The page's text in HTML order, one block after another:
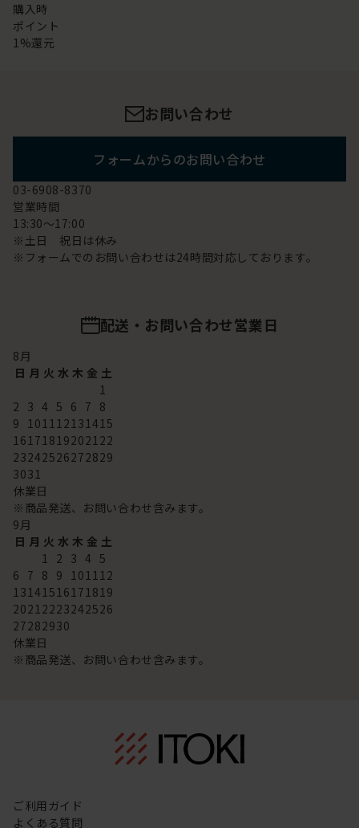
購入時
ポイント
1%還元
お問い合わせ
フォームからのお問い合わせ
03-6908-8370
営業時間
13:30～17:00
※土日 祝日は休み
※フォームでのお問い合わせは24時間対応しております。
配送・お問い合わせ営業日
8月
日 月 火 水 木 金 土
1
2 3 4 5 6 7 8
9 101112131415
16171819202122
23242526272829
3031
休業日
※商品発送、お問い合わせ含みます。
9月
日 月 火 水 木 金 土
1 2 3 4 5
6 7 8 9 101112
13141516171819
20212223242526
27282930
休業日
※商品発送、お問い合わせ含みます。
ご利用ガイド
よくある質問